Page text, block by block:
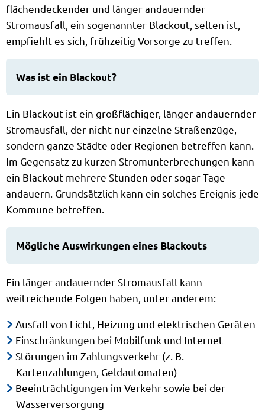
flächendeckender und länger andauernder
Stromausfall, ein sogenannter Blackout, selten ist,
empfiehlt es sich, frühzeitig Vorsorge zu treffen.
Was ist ein Blackout?
Ein Blackout ist ein großflächiger, länger andauernder
Stromausfall, der nicht nur einzelne Straßenzüge,
sondern ganze Städte oder Regionen betreffen kann.
Im Gegensatz zu kurzen Stromunterbrechungen kann
ein Blackout mehrere Stunden oder sogar Tage
andauern. Grundsätzlich kann ein solches Ereignis jede
Kommune betreffen.
Mögliche Auswirkungen eines Blackouts
Ein länger andauernder Stromausfall kann
weitreichende Folgen haben, unter anderem:
Ausfall von Licht, Heizung und elektrischen Geräten
Einschränkungen bei Mobilfunk und Internet
Störungen im Zahlungsverkehr (z. B.
Kartenzahlungen, Geldautomaten)
Beeinträchtigungen im Verkehr sowie bei der
Wasserversorgung